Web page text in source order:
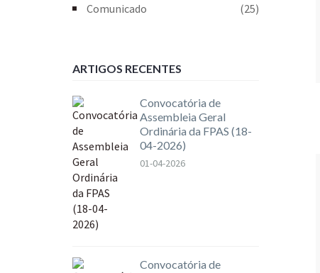
Comunicado
(25)
ARTIGOS RECENTES
Convocatória de
Assembleia Geral
Ordinária da FPAS (18-
04-2026)
01-04-2026
Convocatória de